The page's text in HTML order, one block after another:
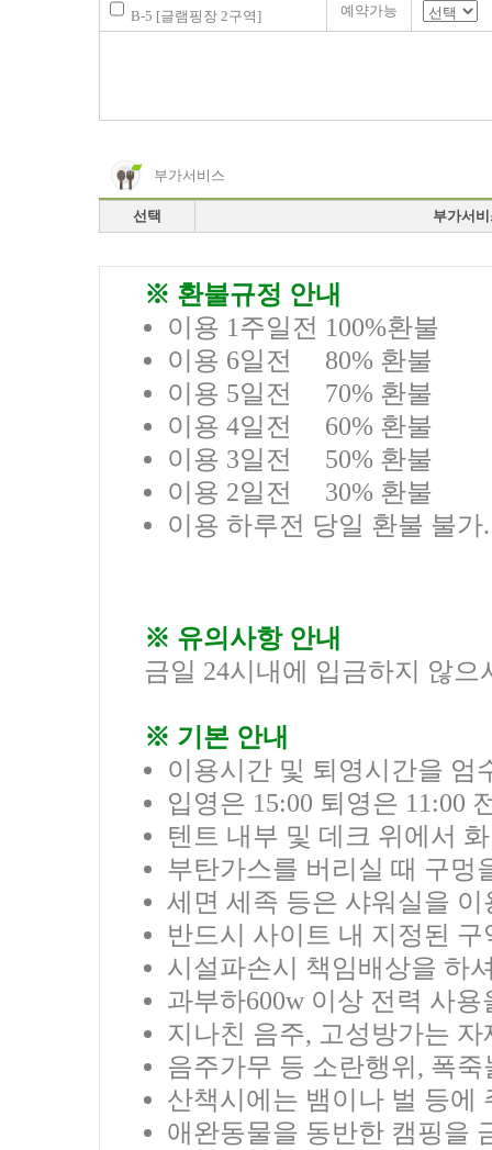
B-5 [글램핑장 2구역] 예약가능
부가서비스
선택 부가서
※ 환불규정 안내
이용 1주일전 100%환불
이용 6일전 80% 환불
이용 5일전 70% 환불
이용 4일전 60% 환불
이용 3일전 50% 환불
이용 2일전 30% 환불
이용 하루전 당일 환불 불가.
※ 유의사항 안내
금일 24시내에 입금하지 않
※ 기본 안내
이용시간 및 퇴영시간을 엄
입영은 15:00 퇴영은 11:00
텐트 내부 및 데크 위에서
부탄가스를 버리실 때 구멍
세면 세족 등은 샤워실을
반드시 사이트 내 지정된
시설파손시 책임배상을 하
과부하600w 이상 전력 사
지나친 음주, 고성방가는
음주가무 등 소란행위, 폭
산책시에는 뱀이나 벌 등에
애완동물을 동반한 캠핑을